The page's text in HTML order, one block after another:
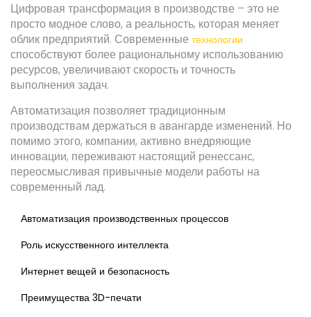
Цифровая трансформация в производстве – это не
просто модное слово, а реальность, которая меняет
облик предприятий. Современные технологии
способствуют более рациональному использованию
ресурсов, увеличивают скорость и точность
выполнения задач.
Автоматизация позволяет традиционным
производствам держаться в авангарде изменений. Но
помимо этого, компании, активно внедряющие
инновации, переживают настоящий ренессанс,
переосмысливая привычные модели работы на
современный лад.
Автоматизация производственных процессов
Роль искусственного интеллекта
Интернет вещей и безопасность
Преимущества 3D-печати